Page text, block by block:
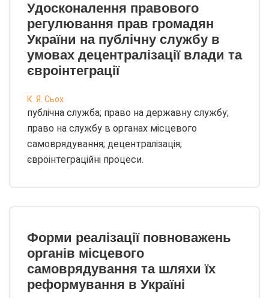
Удосконалення правового
регулювання прав громадян
України на публічну службу в
умовах децентралізації влади та
євроінтеграції
К. Я. Сьох
публічна служба; право на державну службу;
право на службу в органах місцевого
самоврядування; децентралізація;
євроінтеграційні процеси.
Форми реалізації повноважень
органів місцевого
самоврядування та шляхи їх
реформування в Україні